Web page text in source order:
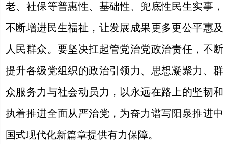
老、社保等普惠性、基础性、兜底性民生实事，
不断增进民生福祉，让发展成果更多更公平惠及
人民群众。要坚决扛起管党治党政治责任，不断
提升各级党组织的政治引领力、思想凝聚力、群
众服务力与社会动员力，以永远在路上的坚韧和
执着推进全面从严治党，为奋力谱写阳泉推进中
国式现代化新篇章提供有力保障。